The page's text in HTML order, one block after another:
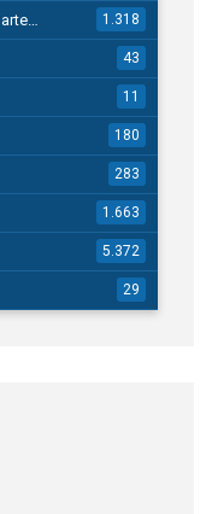
1.318
43
11
180
283
1.663
5.372
29